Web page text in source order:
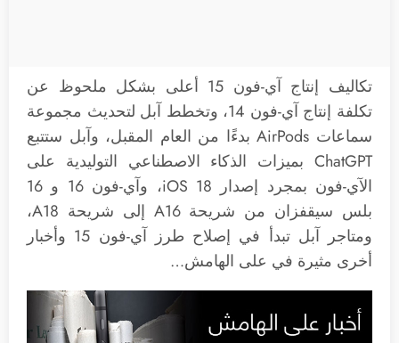
تكاليف إنتاج آي-فون 15 أعلى بشكل ملحوظ عن
تكلفة إنتاج آي-فون 14، وتخطط آبل لتحديث مجموعة
سماعات AirPods بدءًا من العام المقبل، وآبل ستتبع
ChatGPT بميزات الذكاء الاصطناعي التوليدية على
الآي-فون بمجرد إصدار iOS 18، وآي-فون 16 و 16
بلس سيقفزان من شريحة A16 إلى شريحة A18،
ومتاجر آبل تبدأ في إصلاح طرز آي-فون 15 وأخبار
أخرى مثيرة في على الهامش…